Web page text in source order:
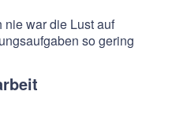
nie war die Lust auf
so gering